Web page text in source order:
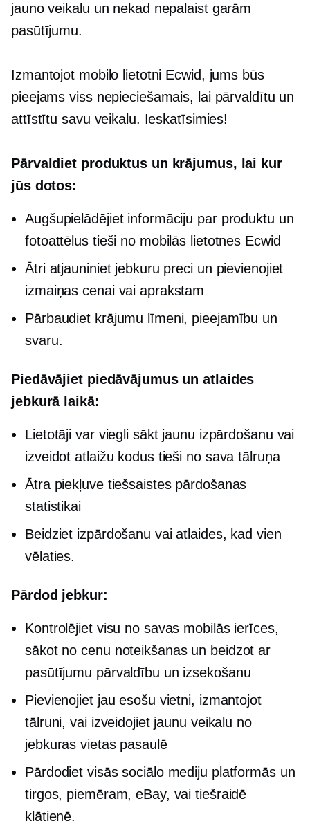
jauno veikalu un nekad nepalaist garām
pasūtījumu.
Izmantojot mobilo lietotni Ecwid, jums būs
pieejams viss nepieciešamais, lai pārvaldītu un
attīstītu savu veikalu. Ieskatīsimies!
Pārvaldiet produktus un krājumus, lai kur
jūs dotos:
Augšupielādējiet informāciju par produktu un
fotoattēlus tieši no mobilās lietotnes Ecwid
Ātri atjauniniet jebkuru preci un pievienojiet
izmaiņas cenai vai aprakstam
Pārbaudiet krājumu līmeni, pieejamību un
svaru.
Piedāvājiet piedāvājumus un atlaides
jebkurā laikā:
Lietotāji var viegli sākt jaunu izpārdošanu vai
izveidot atlaižu kodus tieši no sava tālruņa
Ātra piekļuve tiešsaistes pārdošanas
statistikai
Beidziet izpārdošanu vai atlaides, kad vien
vēlaties.
Pārdod jebkur:
Kontrolējiet visu no savas mobilās ierīces,
sākot no cenu noteikšanas un beidzot ar
pasūtījumu pārvaldību un izsekošanu
Pievienojiet jau esošu vietni, izmantojot
tālruni, vai izveidojiet jaunu veikalu no
jebkuras vietas pasaulē
Pārdodiet visās sociālo mediju platformās un
tirgos, piemēram, eBay, vai tiešraidē
klātienē.